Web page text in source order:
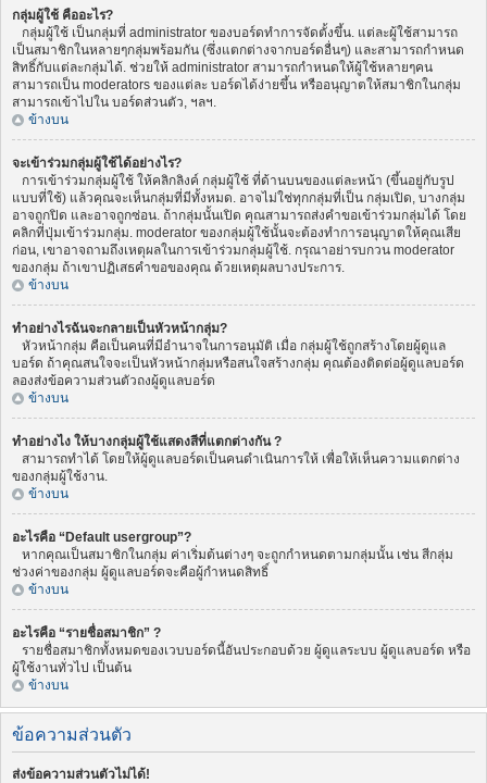
กลุ่มผู้ใช้ คืออะไร?
กลุ่มผู้ใช้ เป็นกลุ่มที่ administrator ของบอร์ดทำการจัดตั้งขึ้น. แต่ละผู้ใช้สามารถ
เป็นสมาชิกในหลายๆกลุ่มพร้อมกัน (ซึ่งแตกต่างจากบอร์ดอื่นๆ) และสามารถกำหนด
สิทธิ์กับแต่ละกลุ่มได้. ช่วยให้ administrator สามารถกำหนดให้ผู้ใช้หลายๆคน
สามารถเป็น moderators ของแต่ละ บอร์ดได้ง่ายขึ้น หรืออนุญาตให้สมาชิกในกลุ่ม
สามารถเข้าไปใน บอร์ดส่วนตัว, ฯลฯ.
ข้างบน
จะเข้าร่วมกลุ่มผู้ใช้ได้อย่างไร?
การเข้าร่วมกลุ่มผู้ใช้ ให้คลิกลิงค์ กลุ่มผู้ใช้ ที่ด้านบนของแต่ละหน้า (ขึ้นอยู่กับรูป
แบบที่ใช้) แล้วคุณจะเห็นกลุ่มที่มีทั้งหมด. อาจไม่ใช่ทุกกลุ่มที่เป็น กลุ่มเปิด, บางกลุ่ม
อาจถูกปิด และอาจถูกซ่อน. ถ้ากลุ่มนั้นเปิด คุณสามารถส่งคำขอเข้าร่วมกลุ่มได้ โดย
คลิกที่ปุ่มเข้าร่วมกลุ่ม. moderator ของกลุ่มผู้ใช้นั้นจะต้องทำการอนุญาตให้คุณเสีย
ก่อน, เขาอาจถามถึงเหตุผลในการเข้าร่วมกลุ่มผู้ใช้. กรุณาอย่ารบกวน moderator
ของกลุ่ม ถ้าเขาปฏิเสธคำขอของคุณ ด้วยเหตุผลบางประการ.
ข้างบน
ทำอย่างไรฉันจะกลายเป็นหัวหน้ากลุ่ม?
หัวหน้ากลุ่ม คือเป็นคนที่มีอำนาจในการอนุมัติ เมื่อ กลุ่มผู้ใช้ถูกสร้างโดยผู้ดูแล
บอร์ด ถ้าคุณสนใจจะเป็นหัวหน้ากลุ่มหรือสนใจสร้างกลุ่ม คุณต้องติดต่อผู้ดูแลบอร์ด
ลองส่งข้อความส่วนตัวถงผู้ดูแลบอร์ด
ข้างบน
ทำอย่างไง ให้บางกลุ่มผู้ใช้แสดงสีที่แตกต่างกัน ?
สามารถทำได้ โดยให้ผู้ดูแลบอร์ดเป็นคนดำเนินการให้ เพื่อให้เห็นความแตกต่าง
ของกลุ่มผู้ใช้งาน.
ข้างบน
อะไรคือ “Default usergroup”?
หากคุณเป็นสมาชิกในกลุ่ม ค่าเริ่มต้นต่างๆ จะถูกกำหนดตามกลุ่มนั้น เช่น สีกลุ่ม
ช่วงค่าของกลุ่ม ผู้ดูแลบอร์ดจะคือผู้กำหนดสิทธิ์
ข้างบน
อะไรคือ “รายชื่อสมาชิก” ?
รายชื่อสมาชิกทั้งหมดของเวบบอร์ดนี้อันประกอบด้วย ผู้ดูแลระบบ ผู้ดูแลบอร์ด หรือ
ผู้ใช้งานทั่วไป เป็นต้น
ข้างบน
ข้อความส่วนตัว
ส่งข้อความส่วนตัวไม่ได้!